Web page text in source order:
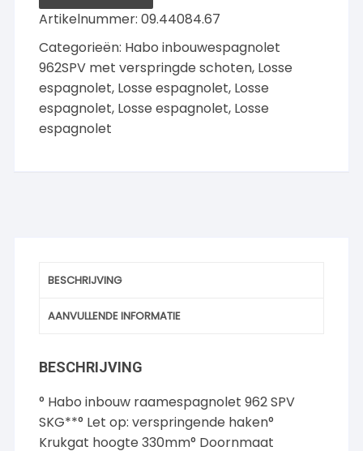
Artikelnummer:09.44084.67
Categorieën: Habo inbouwespagnolet
962SPV met verspringde schoten, Losse
espagnolet, Losse espagnolet, Losse
espagnolet, Losse espagnolet, Losse
espagnolet
BESCHRIJVING
AANVULLENDE INFORMATIE
BESCHRIJVING
° Habo inbouw raamespagnolet 962 SPV
SKG**° Let op: verspringende haken°
Krukgat hoogte 330mm° Doornmaat